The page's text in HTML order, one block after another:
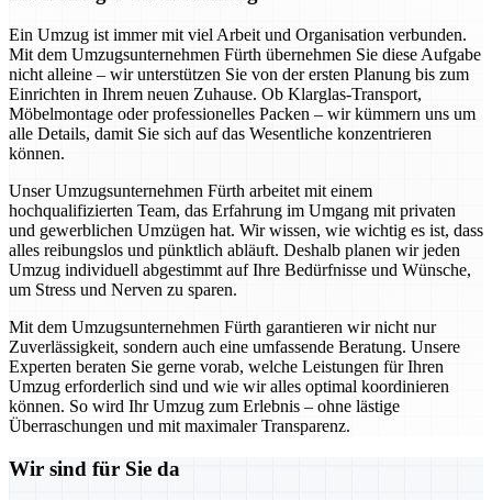
Ein Umzug ist immer mit viel Arbeit und Organisation verbunden.
Mit dem Umzugsunternehmen Fürth übernehmen Sie diese Aufgabe
nicht alleine – wir unterstützen Sie von der ersten Planung bis zum
Einrichten in Ihrem neuen Zuhause. Ob Klarglas-Transport,
Möbelmontage oder professionelles Packen – wir kümmern uns um
alle Details, damit Sie sich auf das Wesentliche konzentrieren
können.
Unser Umzugsunternehmen Fürth arbeitet mit einem
hochqualifizierten Team, das Erfahrung im Umgang mit privaten
und gewerblichen Umzügen hat. Wir wissen, wie wichtig es ist, dass
alles reibungslos und pünktlich abläuft. Deshalb planen wir jeden
Umzug individuell abgestimmt auf Ihre Bedürfnisse und Wünsche,
um Stress und Nerven zu sparen.
Mit dem Umzugsunternehmen Fürth garantieren wir nicht nur
Zuverlässigkeit, sondern auch eine umfassende Beratung. Unsere
Experten beraten Sie gerne vorab, welche Leistungen für Ihren
Umzug erforderlich sind und wie wir alles optimal koordinieren
können. So wird Ihr Umzug zum Erlebnis – ohne lästige
Überraschungen und mit maximaler Transparenz.
Wir sind für Sie da